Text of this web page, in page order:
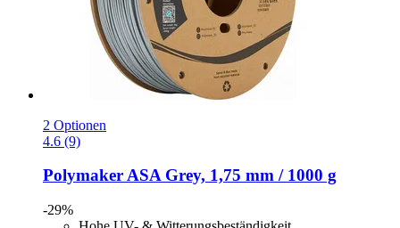
2 Optionen
4.6 (9)
PolymakerASA Grey, 1,75 mm / 1000 g
-29%